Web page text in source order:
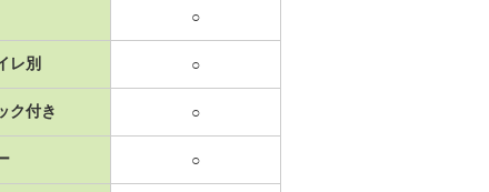
○
レ別 ○
ク付き ○
○